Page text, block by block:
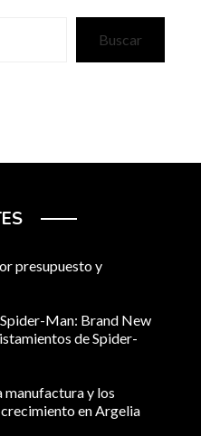
Buscar
presupuesto y
Man: Brand New
de Spider-
manufactura y los
en Argelia